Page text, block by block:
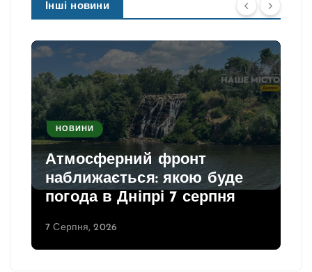
Інші новини
НОВИНИ
Атмосферний фронт
наближається: якою буде
погода в Дніпрі 7 серпня
7 Серпня, 2026